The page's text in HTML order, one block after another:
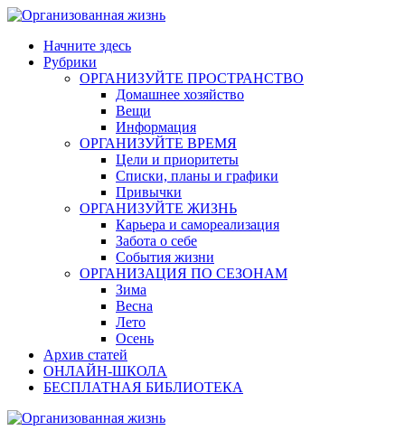
Skip
contentНачните здесь
Рубрики
ОРГАНИЗУЙТЕ ПРОСТРАНСТВО
Домашнее хозяйство
Вещи
Информация
ОРГАНИЗУЙТЕ ВРЕМЯ
Цели и приоритеты
Списки, планы и графики
Привычки
ОРГАНИЗУЙТЕ ЖИЗНЬ
Карьера и самореализация
Забота о себе
События жизни
ОРГАНИЗАЦИЯ ПО СЕЗОНАМ
Зима
Весна
Лето
Осень
Архив статей
ОНЛАЙН-ШКОЛА
БЕСПЛАТНАЯ БИБЛИОТЕКА